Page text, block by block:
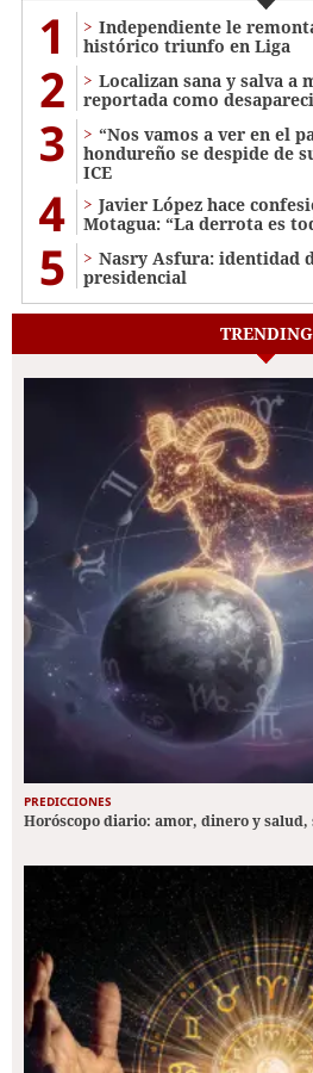
1
Independiente le
histórico triunfo en Liga
2
Localizan sana y salva a
reportada como
3
“Nos vamos a ver en el
hondureño se despide de
ICE
4
Javier López hace
Motagua: “La derrota es
5
Nasry Asfura: identidad
presidencial
TRENDING
PREDICCIONES
Horóscopo diario: amor, dinero y salud,